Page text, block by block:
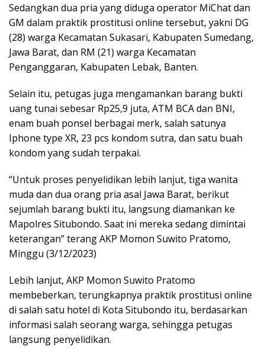
Sedangkan dua pria yang diduga operator MiChat dan
GM dalam praktik prostitusi online tersebut, yakni DG
(28) warga Kecamatan Sukasari, Kabupaten Sumedang,
Jawa Barat, dan RM (21) warga Kecamatan
Penganggaran, Kabupaten Lebak, Banten.
Selain itu, petugas juga mengamankan barang bukti
uang tunai sebesar Rp25,9 juta, ATM BCA dan BNI,
enam buah ponsel berbagai merk, salah satunya
Iphone type XR, 23 pcs kondom sutra, dan satu buah
kondom yang sudah terpakai.
“Untuk proses penyelidikan lebih lanjut, tiga wanita
muda dan dua orang pria asal Jawa Barat, berikut
sejumlah barang bukti itu, langsung diamankan ke
Mapolres Situbondo. Saat ini mereka sedang dimintai
keterangan” terang AKP Momon Suwito Pratomo,
Minggu (3/12/2023)
Lebih lanjut, AKP Momon Suwito Pratomo
membeberkan, terungkapnya praktik prostitusi online
di salah satu hotel di Kota Situbondo itu, berdasarkan
informasi salah seorang warga, sehingga petugas
langsung penyelidikan.